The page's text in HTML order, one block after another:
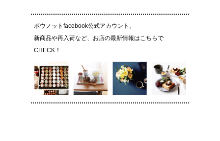
ボウノットfacebook公式アカウント。
新商品や再入荷など、お店の最新情報はこちらで
CHECK！